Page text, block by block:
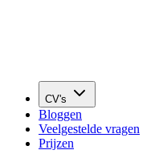
CV's
Bloggen
Veelgestelde vragen
Prijzen